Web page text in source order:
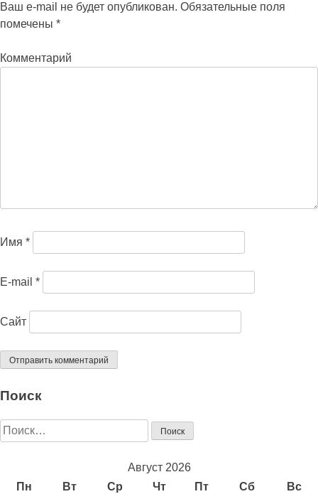
Ваш e-mail не будет опубликован. Обязательные поля
помечены *
Комментарий
Имя *
E-mail *
Сайт
Поиск
Найти:
Август 2026
Пн
Вт Ср Чт Пт Сб Вс